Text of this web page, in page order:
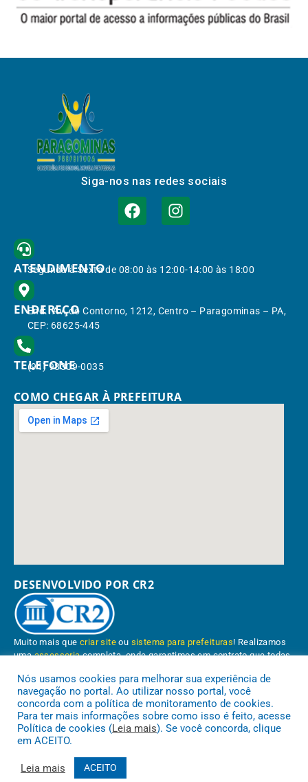
Siga-nos nas redes sociais
ATENDIMENTO
Segunda à Sexta de 08:00 às 12:00-14:00 às 18:00
ENDEREÇO
End.: Av. do Contorno, 1212, Centro – Paragominas – PA,
CEP: 68625-445
TELEFONE
(91) 98309-0035
COMO CHEGAR À PREFEITURA
DESENVOLVIDO POR CR2
Muito mais quecriar site ou sistema para prefeituras! Realizamos
umaassessoriacompleta, onde garantimos em contrato que todas
Conheça oPNTP e oRadar da Transparência Pública
Nós usamos cookies para melhorar sua experiência de
navegação no portal. Ao utilizar nosso portal, você
concorda com a política de monitoramento de cookies.
Para ter mais informações sobre como isso é feito, acesse
Política de cookies (Leia mais). Se você concorda, clique
em ACEITO.
Leia mais ACEITO